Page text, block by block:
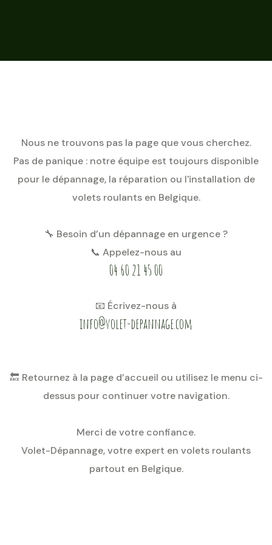
Nous ne trouvons pas la page que vous cherchez.
Pas de panique : notre équipe est toujours disponible
pour le dépannage, la réparation ou l'installation de
volets roulants en Belgique.
🔧 Besoin d’un dépannage en urgence ?
📞 Appelez-nous au
04 60 21 45 00
📧 Écrivez-nous à
info@volet-depannage.com
🔙 Retournez à la page d’accueil ou utilisez le menu ci-
dessus pour continuer votre navigation.
Merci de votre confiance.
Volet-Dépannage, votre expert en volets roulants
partout en Belgique.